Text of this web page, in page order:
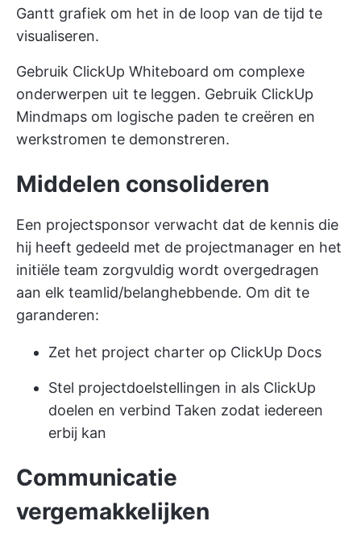
Gantt grafiek om het in de loop van de tijd te
visualiseren.
Gebruik ClickUp Whiteboard om complexe
onderwerpen uit te leggen. Gebruik ClickUp
Mindmaps om logische paden te creëren en
werkstromen te demonstreren.
Middelen consolideren
Een projectsponsor verwacht dat de kennis die
hij heeft gedeeld met de projectmanager en het
initiële team zorgvuldig wordt overgedragen
aan elk teamlid/belanghebbende. Om dit te
garanderen:
Zet het project charter op ClickUp Docs
Stel projectdoelstellingen in als ClickUp
doelen en verbind Taken zodat iedereen
erbij kan
Communicatie
vergemakkelijken